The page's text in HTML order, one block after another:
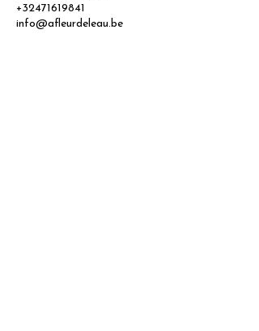
+32471619841
info@afleurdeleau.be